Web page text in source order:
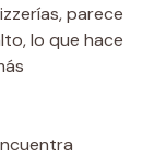
parece
lo que hace